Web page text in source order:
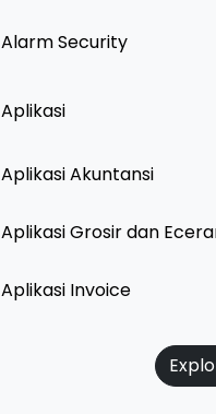
Alarm Security
Aplikasi
Aplikasi Akuntansi
Aplikasi Grosir dan
Aplikasi Invoice